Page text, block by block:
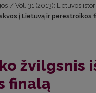
/ Vol. 31 (2013): Lietuvos
į Lietuvą ir perestroikos
žvilgsnis
finalą